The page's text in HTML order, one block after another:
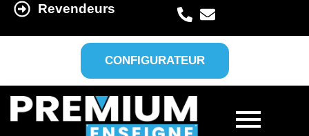
Revendeurs
CONFIGURATEUR